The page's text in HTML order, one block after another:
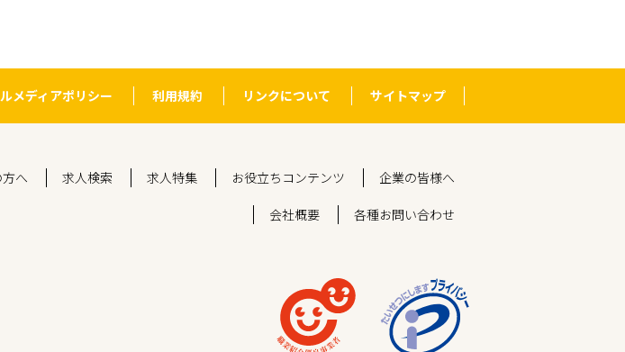
メディアポリシー 利用規約 リンクについて サイトマップ
へ 求人検索 求人特集 お役立ちコンテンツ 企業の皆様へ
会社概要 各種お問い合わせ